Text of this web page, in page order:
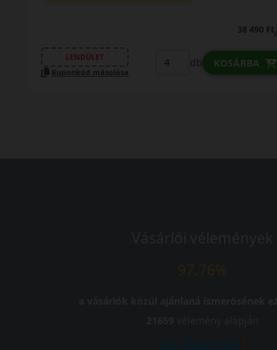
40 190 Ft/db
LENDÜLET
Kuponkód másolása
KOSÁRBA